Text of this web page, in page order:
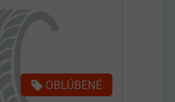
OBLÚBENÉ